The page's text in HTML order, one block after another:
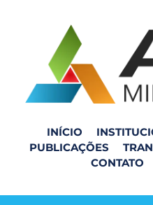
INÍCIO
PUBLICAÇÕES
CONTATO